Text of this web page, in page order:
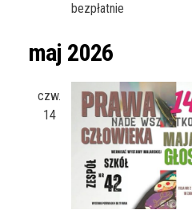
bezpłatnie
maj 2026
czw.
14